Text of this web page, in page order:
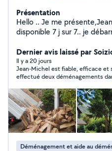
Présentation
Hello .. Je me présente,Jean
disponible 7 j sur 7.. je
je suis bien équipé et
toujours raisonnable et le
très vite..
Dernier avis laissé par
Il y a 20 jours
Jean-Michel est fiable, efficace et
effectué deux déménagements
n'aurions clairement pas réussi à
Nous le remercions
faire de nouveau appel à ses
Déménagement et aide au